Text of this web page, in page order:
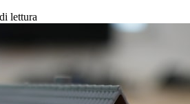
lettura